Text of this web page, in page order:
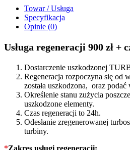
170/204
quantity
Towar / Usługa
Specyfikacja
Opinie (0)
Usługa regeneracji 900 zł +
Dostarczenie uszkodzonej
Regeneracja rozpoczyna się od
została uszkodzona, oraz
Określenie stanu zużycia
uszkodzone elementy.
Czas regeneracji to 24h.
Odesłanie zregenerowanej
turbiny.
*Zakres usługi regeneracji: